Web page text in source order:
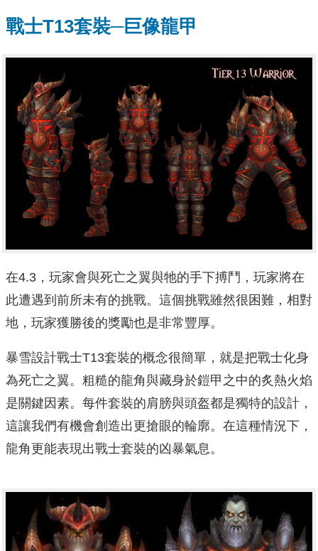
戰士T13套裝─巨像龍甲
在4.3，玩家會與死亡之翼與牠的手下搏鬥，玩家將在
此遭遇到前所未有的挑戰。這個挑戰雖然很困難，相對
地，玩家獲勝後的獎勵也是非常豐厚。
暴雪設計戰士T13套裝的概念很簡單，就是把戰士化身
為死亡之翼。粗糙的龍角與藏身於鎧甲之中的炙熱火焰
是關鍵因素。每件套裝的肩膀與頭盔都是獨特的設計，
這讓我們有機會創造出更搶眼的輪廓。在這種情況下，
龍角更能表現出戰士套裝的凶暴氣息。